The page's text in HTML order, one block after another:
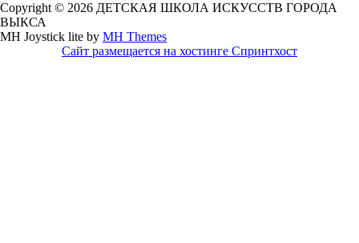
Copyright © 2026 ДЕТСКАЯ ШКОЛА ИСКУССТВ ГОРОДА
ВЫКСА
MH Joystick lite by MH Themes
Сайт размещается на хостинге Спринтхост